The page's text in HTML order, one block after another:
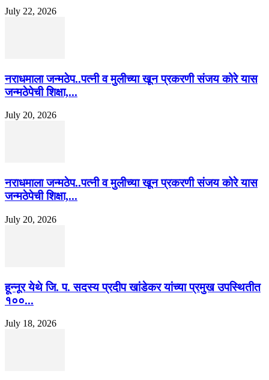
July 22, 2026
नराधमाला जन्मठेप..पत्नी व मुलीच्या खून प्रकरणी संजय कोरे यास
जन्मठेपेची शिक्षा,...
July 20, 2026
नराधमाला जन्मठेप..पत्नी व मुलीच्या खून प्रकरणी संजय कोरे यास
जन्मठेपेची शिक्षा,...
July 20, 2026
हून्नूर येथे जि. प. सदस्य प्रदीप खांडेकर यांच्या प्रमुख उपस्थितीत
१००...
July 18, 2026